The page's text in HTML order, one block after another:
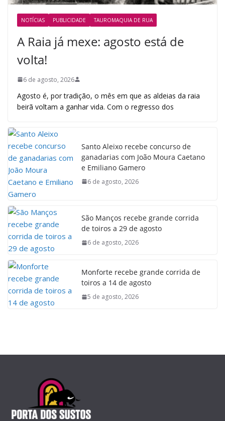
NOTÍCIAS PUBLICIDADE TAUROMAQUIA DE RUA
A Raia já mexe: agosto está de
volta!
6 de agosto, 2026
Agosto é, por tradição, o mês em que as aldeias da raia
beirã voltam a ganhar vida. Com o regresso dos
Santo Aleixo recebe concurso de
ganadarias com João Moura Caetano
e Emiliano Gamero
6 de agosto, 2026
São Manços recebe grande corrida
de toiros a 29 de agosto
6 de agosto, 2026
Monforte recebe grande corrida de
toiros a 14 de agosto
5 de agosto, 2026